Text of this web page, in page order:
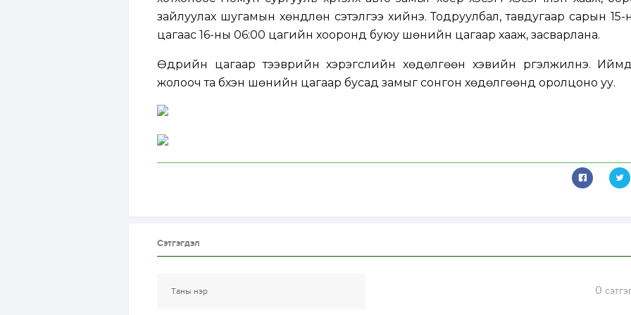
зайлуулах шугамын хөндлөн сэтэлгээ хийнэ. Тодруулбал, тавдугаар сарын
цагаас 16-ны 06:00 цагийн хооронд буюу шөнийн цагаар хааж, засварлана.
Өдрийн цагаар тээврийн хэрэгслийн хөдөлгөөн хэвийн үргэлжилнэ.
жолооч та бүхэн шөнийн цагаар бусад замыг сонгон хөдөлгөөнд оролцоно уу.
Сэтгэгдэл
0